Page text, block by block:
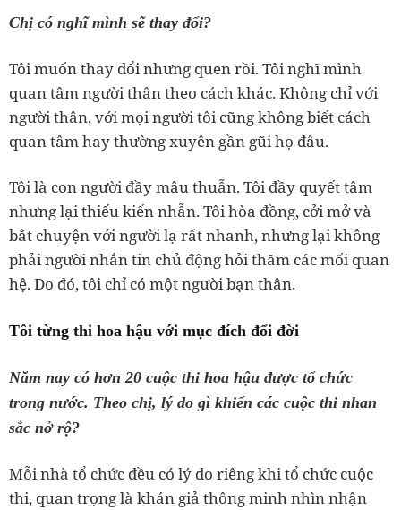
Chị có nghĩ mình sẽ thay đổi?
Tôi muốn thay đổi nhưng quen rồi. Tôi nghĩ mình
quan tâm người thân theo cách khác. Không chỉ với
người thân, với mọi người tôi cũng không biết cách
quan tâm hay thường xuyên gần gũi họ đâu.
Tôi là con người đầy mâu thuẫn. Tôi đầy quyết tâm
nhưng lại thiếu kiến nhẫn. Tôi hòa đồng, cởi mở và
bắt chuyện với người lạ rất nhanh, nhưng lại không
phải người nhắn tin chủ động hỏi thăm các mối quan
hệ. Do đó, tôi chỉ có một người bạn thân.
Tôi từng thi hoa hậu với mục đích đổi đời
Năm nay có hơn 20 cuộc thi hoa hậu được tổ chức
trong nước. Theo chị, lý do gì khiến các cuộc thi nhan
sắc nở rộ?
Mỗi nhà tổ chức đều có lý do riêng khi tổ chức cuộc
thi, quan trọng là khán giả thông minh nhìn nhận